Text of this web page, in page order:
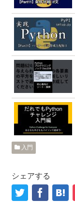
入門
シェアする